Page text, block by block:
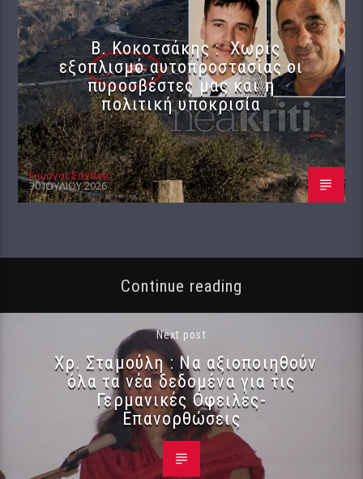
Β. Κοκοτσάκης : Χωρίς
εξοπλισμό αυτοπροστασίας οι
πυροσβέστες μας και η
πολιτική υποκρισία
Γιώργος Σαχίνης
30 ΙΟΥΛΊΟΥ 2026
Continue reading
Next post
Χρ. Σταμούλη : Να αξιοποιηθούν
όλα τα νέα δεδομένα για τις
Γερμανικές Οφειλές-
Επανορθώσεις